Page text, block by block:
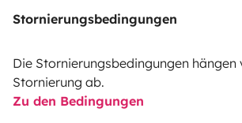
Stornierungsbedingungen
Die Stornierungsbedingungen
Stornierung ab.
Zu den Bedingungen